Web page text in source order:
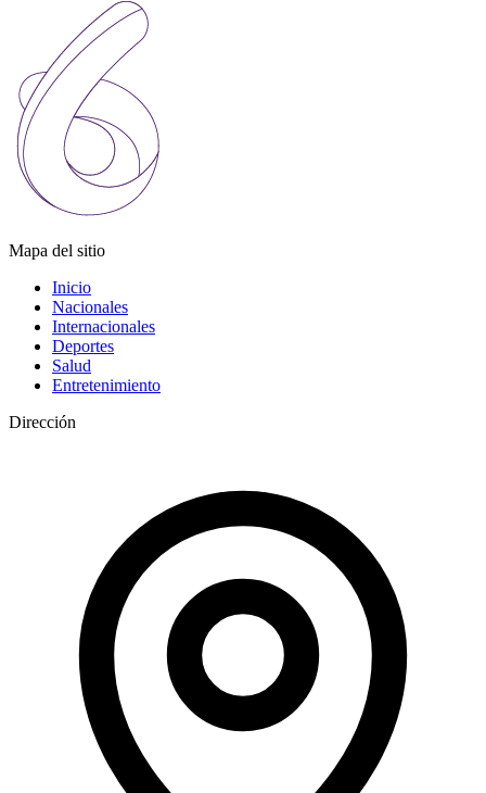
Mapa del sitio
Inicio
Nacionales
Internacionales
Deportes
Salud
Entretenimiento
Dirección